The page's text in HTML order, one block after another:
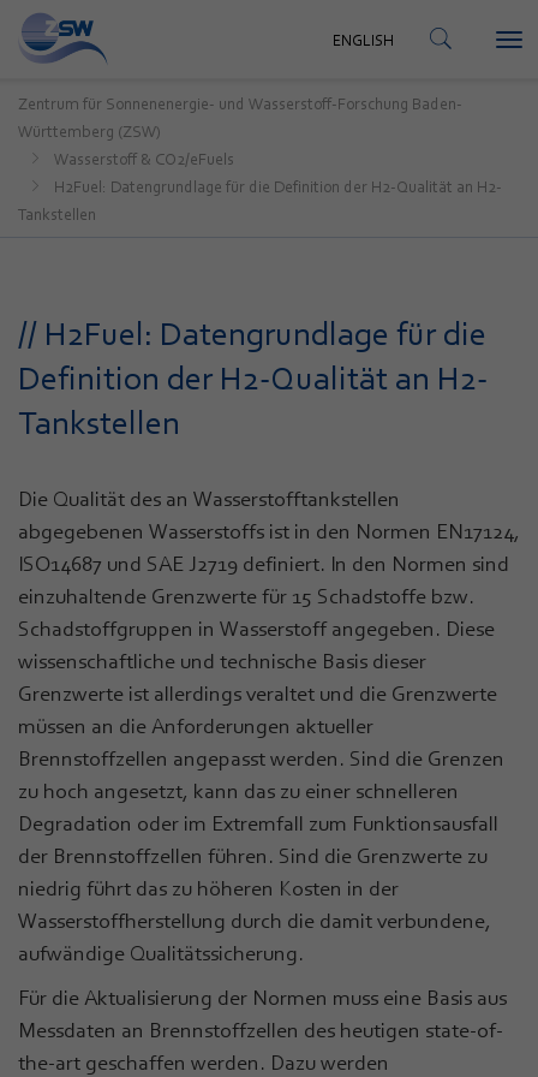
KONTAKT
ENGLISH
Zentrum für Sonnenenergie- und Wasserstoff-Forschung Baden-
Württemberg (ZSW)
Wasserstoff & CO2/eFuels
H2Fuel: Datengrundlage für die Definition der H2-Qualität an H2-
Tankstellen
// H2Fuel: Datengrundlage für die
Definition der H2-Qualität an H2-
Tankstellen
Die Qualität des an Wasserstofftankstellen
abgegebenen Wasserstoffs ist in den Normen EN17124,
ISO14687 und SAE J2719 definiert. In den Normen sind
einzuhaltende Grenzwerte für 15 Schadstoffe bzw.
Schadstoffgruppen in Wasserstoff angegeben. Diese
wissenschaftliche und technische Basis dieser
Grenzwerte ist allerdings veraltet und die Grenzwerte
müssen an die Anforderungen aktueller
Brennstoffzellen angepasst werden. Sind die Grenzen
zu hoch angesetzt, kann das zu einer schnelleren
Degradation oder im Extremfall zum Funktionsausfall
der Brennstoffzellen führen. Sind die Grenzwerte zu
niedrig führt das zu höheren Kosten in der
Wasserstoffherstellung durch die damit verbundene,
aufwändige Qualitätssicherung.
Für die Aktualisierung der Normen muss eine Basis aus
Messdaten an Brennstoffzellen des heutigen state-of-
the-art geschaffen werden. Dazu werden